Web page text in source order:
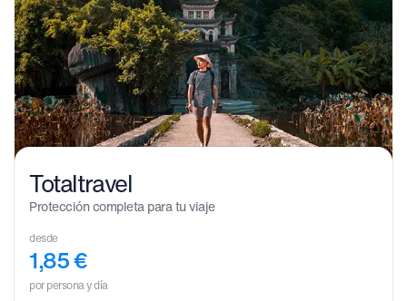
Totaltravel
Protección completa para tu viaje
desde
1,85€
por persona y día